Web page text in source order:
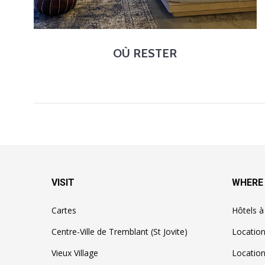
OÙ RESTER
VISIT
Cartes
Centre-Ville de Tremblant (St Jovite)
Vieux Village
Hôtels